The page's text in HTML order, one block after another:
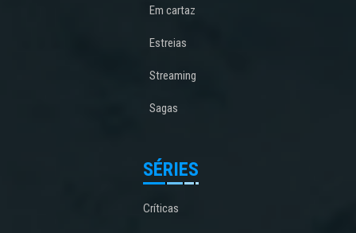
Em cartaz
Estreias
Streaming
Sagas
SÉRIES
Críticas